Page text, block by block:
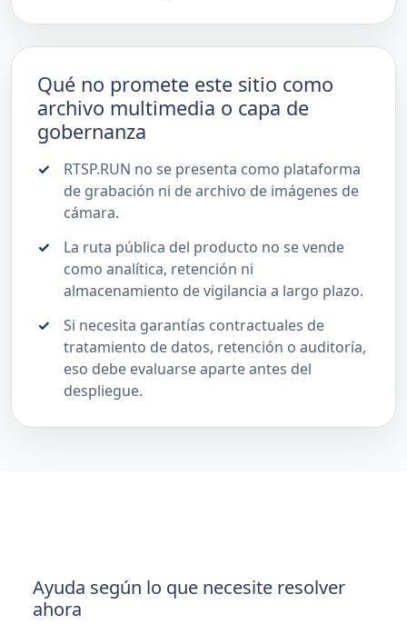
Qué no promete este sitio como
archivo multimedia o capa de
gobernanza
RTSP.RUN no se presenta como plataforma
de grabación ni de archivo de imágenes de
cámara.
La ruta pública del producto no se vende
como analítica, retención ni
almacenamiento de vigilancia a largo plazo.
Si necesita garantías contractuales de
tratamiento de datos, retención o auditoría,
eso debe evaluarse aparte antes del
despliegue.
Ayuda según lo que necesite resolver
ahora